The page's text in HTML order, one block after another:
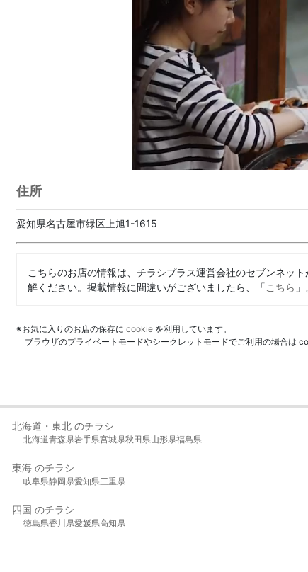
住所
愛知県名古屋市緑区上旭1-1615
こちらのお店の情報は、チラシプラス運営会社のセブンネッ
解ください。掲載情報に間違いがございましたら、「こちら
※お気に入りのお店の保存に cookie を利用しています。
ブラウザのプライベートモードやシークレットモードでご利用の場合は
北海道・東北 のチラシ
北海道青森県岩手県宮城県秋田県山形県福島県
東海 のチラシ
岐阜県静岡県愛知県三重県
四国 のチラシ
徳島県香川県愛媛県高知県